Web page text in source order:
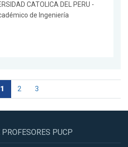
CATOLICA DEL PERU -
de Ingeniería
1 2 3
PUCP